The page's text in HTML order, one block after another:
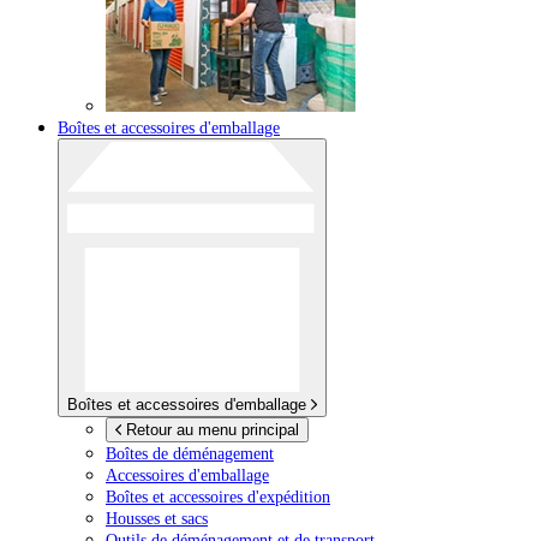
Boîtes et accessoires d'emballage
Boîtes et accessoires d'emballage
Retour au menu principal
Boîtes de déménagement
Accessoires d'emballage
Boîtes et accessoires d'expédition
Housses et sacs